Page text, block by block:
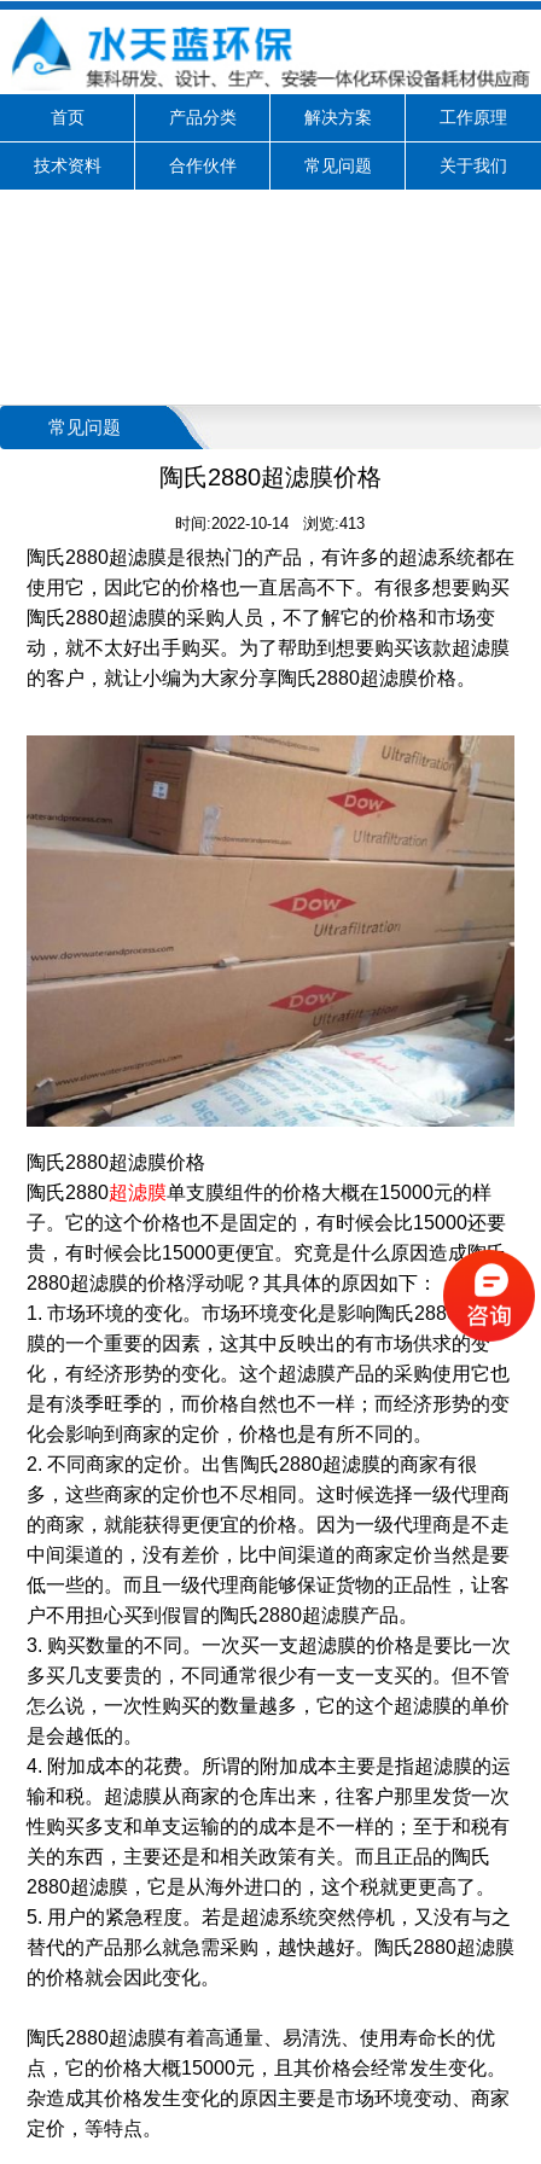
首页 产品分类 解决方案 工作原理
技术资料 合作伙伴 常见问题 关于我们
常见问题
陶氏2880超滤膜价格
时间:2022-10-14 浏览:413
陶氏2880超滤膜是很热门的产品，有许多的超滤系统都在
使用它，因此它的价格也一直居高不下。有很多想要购买
陶氏2880超滤膜的采购人员，不了解它的价格和市场变
动，就不太好出手购买。为了帮助到想要购买该款超滤膜
的客户，就让小编为大家分享陶氏2880超滤膜价格。
陶氏2880超滤膜价格
陶氏2880超滤膜单支膜组件的价格大概在15000元的样
子。它的这个价格也不是固定的，有时候会比15000还要
贵，有时候会比15000更便宜。究竟是什么原因造成陶氏
2880超滤膜的价格浮动呢？其具体的原因如下：
1. 市场环境的变化。市场环境变化是影响陶氏2880超滤
膜的一个重要的因素，这其中反映出的有市场供求的变
化，有经济形势的变化。这个超滤膜产品的采购使用它也
是有淡季旺季的，而价格自然也不一样；而经济形势的变
化会影响到商家的定价，价格也是有所不同的。
2. 不同商家的定价。出售陶氏2880超滤膜的商家有很
多，这些商家的定价也不尽相同。这时候选择一级代理商
的商家，就能获得更便宜的价格。因为一级代理商是不走
中间渠道的，没有差价，比中间渠道的商家定价当然是要
低一些的。而且一级代理商能够保证货物的正品性，让客
户不用担心买到假冒的陶氏2880超滤膜产品。
3. 购买数量的不同。一次买一支超滤膜的价格是要比一次
多买几支要贵的，不同通常很少有一支一支买的。但不管
怎么说，一次性购买的数量越多，它的这个超滤膜的单价
是会越低的。
4. 附加成本的花费。所谓的附加成本主要是指超滤膜的运
输和税。超滤膜从商家的仓库出来，往客户那里发货一次
性购买多支和单支运输的的成本是不一样的；至于和税有
关的东西，主要还是和相关政策有关。而且正品的陶氏
2880超滤膜，它是从海外进口的，这个税就更更高了。
5. 用户的紧急程度。若是超滤系统突然停机，又没有与之
替代的产品那么就急需采购，越快越好。陶氏2880超滤膜
的价格就会因此变化。
陶氏2880超滤膜有着高通量、易清洗、使用寿命长的优
点，它的价格大概15000元，且其价格会经常发生变化。
杂造成其价格发生变化的原因主要是市场环境变动、商家
定价，等特点。